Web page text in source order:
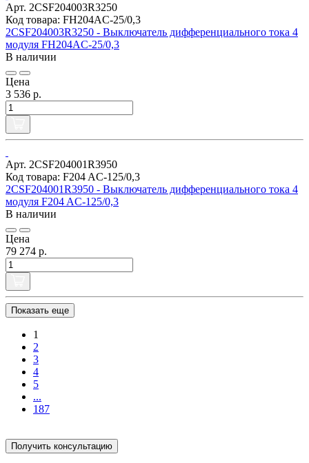
Арт. 2CSF204003R3250
Код товара: FH204AC-25/0,3
2CSF204003R3250 - Выключатель дифференциального тока 4
модуля FH204AC-25/0,3
В наличии
Цена
3 536 р.
Арт. 2CSF204001R3950
Код товара: F204 AC-125/0,3
2CSF204001R3950 - Выключатель дифференциального тока 4
модуля F204 AC-125/0,3
В наличии
Цена
79 274 р.
Показать еще
1
2
3
4
5
...
187
Получить консультацию